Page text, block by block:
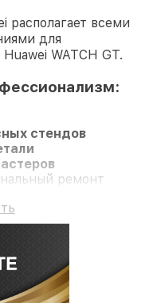
всеми
для
WATCH GT.
стендов
ремонт